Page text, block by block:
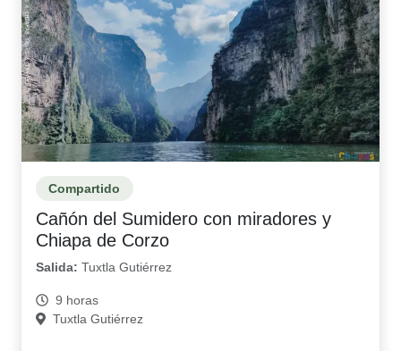
Compartido
Cañón del Sumidero con miradores y
Chiapa de Corzo
Salida: Tuxtla Gutiérrez
9 horas
Tuxtla Gutiérrez